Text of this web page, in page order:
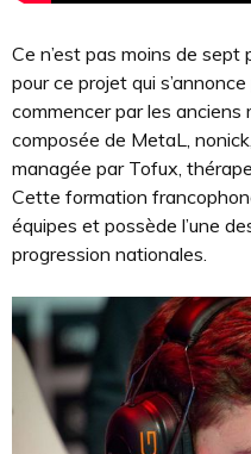
Ce n’est pas moins de
pour ce projet qui
commencer par les anciens
composée de MetaL,
managée par Tofux,
Cette formation
équipes et possède l’une
progression nationales.